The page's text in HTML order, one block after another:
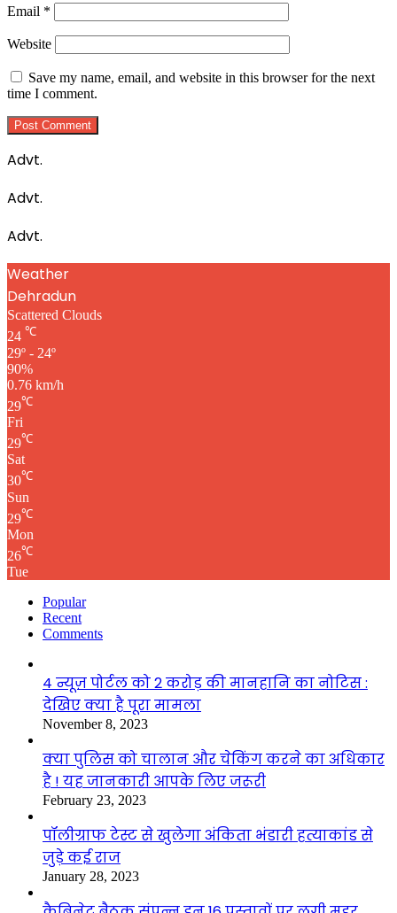
Email *
Website
Save my name, email, and website in this browser for the next
time I comment.
Advt.
Advt.
Advt.
Weather
Dehradun
Scattered Clouds
24 ℃
29º - 24º
90%
0.76 km/h
29℃
Fri
29℃
Sat
30℃
Sun
29℃
Mon
26℃
Tue
Popular
Recent
Comments
4 न्यूज़ पोर्टल को 2 करोड़ की मानहानि का नोटिस :
देखिए क्या है पूरा मामला
November 8, 2023
क्या पुलिस को चालान और चेकिंग करने का अधिकार
है ! यह जानकारी आपके लिए जरूरी
February 23, 2023
पॉलीग्राफ टेस्ट से खुलेगा अंकिता भंडारी हत्याकांड से
जुड़े कई राज
January 28, 2023